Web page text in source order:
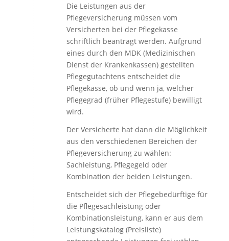
Die Leistungen aus der
Pflegeversicherung müssen vom
Versicherten bei der Pflegekasse
schriftlich beantragt werden. Aufgrund
eines durch den MDK (Medizinischen
Dienst der Krankenkassen) gestellten
Pflegegutachtens entscheidet die
Pflegekasse, ob und wenn ja, welcher
Pflegegrad (früher Pflegestufe) bewilligt
wird.
Der Versicherte hat dann die Möglichkeit
aus den verschiedenen Bereichen der
Pflegeversicherung zu wählen:
Sachleistung, Pflegegeld oder
Kombination der beiden Leistungen.
Entscheidet sich der Pflegebedürftige für
die Pflegesachleistung oder
Kombinationsleistung, kann er aus dem
Leistungskatalog (Preisliste)